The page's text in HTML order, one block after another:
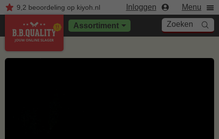
9,2 beoordelingop kiyoh.nl Inloggen Menu
Assortiment Zoeken